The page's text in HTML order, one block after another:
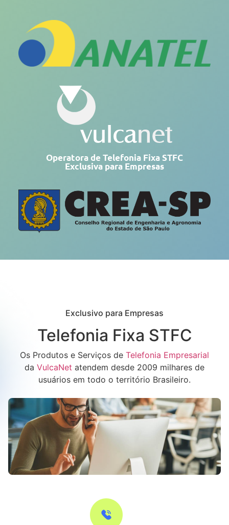
Operatora de Telefonia Fixa STFC
Exclusiva para Empresas
Exclusivo para Empresas
Telefonia Fixa STFC
Os Produtos e Serviços de Telefonia Empresarial
da VulcaNet atendem desde 2009 milhares de
usuários em todo o território Brasileiro.